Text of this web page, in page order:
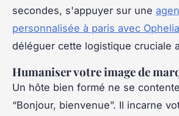
secondes, s'appuyer sur une
personnalisée à paris avec Ophelia
déléguer cette logistique cruciale
Humaniser votre image de
Un hôte bien formé ne se
“Bonjour, bienvenue”. Il incarne